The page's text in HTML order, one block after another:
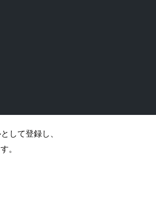
して登録し、
。